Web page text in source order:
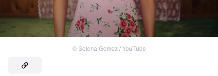
© Selena Gomez / YouTube